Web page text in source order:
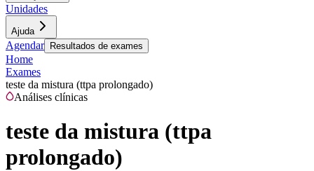
Unidades
Ajuda
Agendar Resultados de exames
Home
Exames
teste da mistura (ttpa prolongado)
Análises clínicas
teste da mistura (ttpa
prolongado)